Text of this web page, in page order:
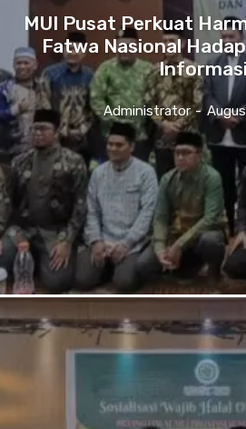
MUI Pusat Perkuat
Fatwa Nasional
Informasi
Administrator -